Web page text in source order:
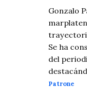
Gonzalo
Se ha
del
Patrone